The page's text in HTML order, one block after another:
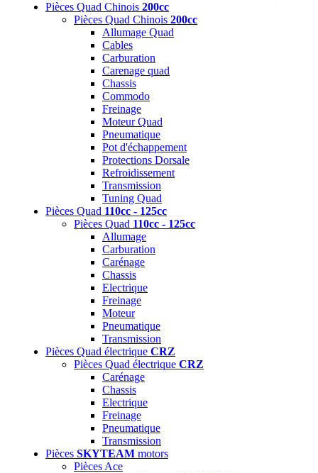
Pièces Quad Chinois 200cc
Pièces Quad Chinois 200cc
Allumage Quad
Cables
Carburation
Carenage quad
Chassis
Commodo
Freinage
Moteur Quad
Pneumatique
Pot d'échappement
Protections Dorsale
Refroidissement
Transmission
Tuning Quad
Pièces Quad 110cc - 125cc
Pièces Quad 110cc - 125cc
Allumage
Carburation
Carénage
Chassis
Electrique
Freinage
Moteur
Pneumatique
Transmission
Pièces Quad électrique CRZ
Pièces Quad électrique CRZ
Carénage
Chassis
Electrique
Freinage
Pneumatique
Transmission
Pièces SKYTEAM motors
Pièces Ace